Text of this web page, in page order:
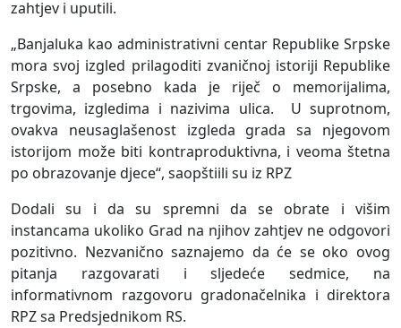
zahtjev i uputili.
„Banjaluka kao administrativni centar Republike Srpske
mora svoj izgled prilagoditi zvaničnoj istoriji Republike
Srpske, a posebno kada je riječ o memorijalima,
trgovima, izgledima i nazivima ulica. U suprotnom,
ovakva neusaglašenost izgleda grada sa njegovom
istorijom može biti kontraproduktivna, i veoma štetna
po obrazovanje djece“, saopštiili su iz RPZ
Dodali su i da su spremni da se obrate i višim
instancama ukoliko Grad na njihov zahtjev ne odgovori
pozitivno. Nezvanično saznajemo da će se oko ovog
pitanja razgovarati i sljedeće sedmice, na
informativnom razgovoru gradonačelnika i direktora
RPZ sa Predsjednikom RS.